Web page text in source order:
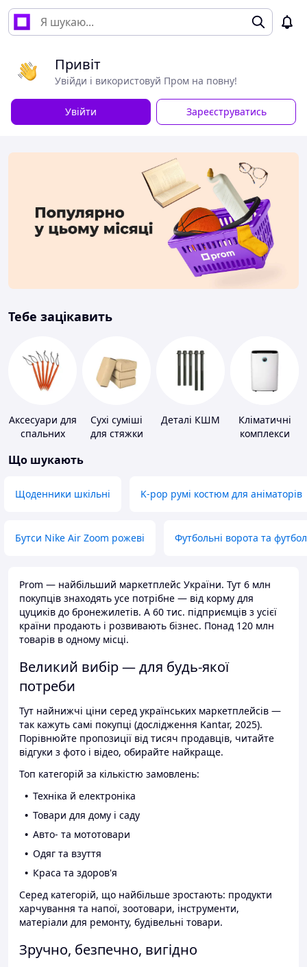
Привіт
Увійди і використовуй Пром на повну!
Увійти Зареєструватись
Тебе зацікавить
Аксесуари для
спальних
карематів та
Сухі суміші
для стяжки
Деталі КШМ
Кліматичні
комплекси
Що шукають
Щоденники шкільні K-pop румі костюм для аніматорів
Бутси Nike Air Zoom рожеві Футбольні ворота та
Prom — найбільший маркетплейс України. Тут 6 млн
покупців знаходять усе потрібне — від корму для
цуциків до бронежилетів. А 60 тис. підприємців з усієї
країни продають і розвивають бізнес. Понад 120 млн
товарів в одному місці.
Великий вибір — для будь-якої
потреби
Тут найнижчі ціни серед українських маркетплейсів —
так кажуть самі покупці (дослідження Kantar, 2025).
Порівнюйте пропозиції від тисяч продавців, читайте
відгуки з фото і відео, обирайте найкраще.
Топ категорій за кількістю замовлень:
Техніка й електроніка
Товари для дому і саду
Авто- та мототовари
Одяг та взуття
Краса та здоров'я
Серед категорій, що найбільше зростають: продукти
харчування та напої, зоотовари, інструменти,
матеріали для ремонту, будівельні товари.
Зручно, безпечно, вигідно